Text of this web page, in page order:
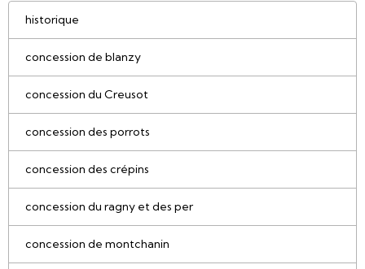
historique
concession de blanzy
concession du Creusot
concession des porrots
concession des crépins
concession du ragny et des per
concession de montchanin